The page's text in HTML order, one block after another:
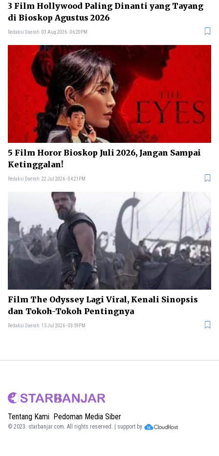
3 Film Hollywood Paling Dinanti yang Tayang
di Bioskop Agustus 2026
Redaksi Daerah 03 Aug 2026 - 06:20PM
5 Film Horor Bioskop Juli 2026, Jangan Sampai
Ketinggalan!
Redaksi Daerah 22 Jul 2026 - 04:21PM
Film The Odyssey Lagi Viral, Kenali Sinopsis
dan Tokoh-Tokoh Pentingnya
Redaksi Daerah 15 Jul 2026 - 03:59PM
Tentang Kami Pedoman Media Siber
© 2023. starbanjar.com. All rights reserved. | support by